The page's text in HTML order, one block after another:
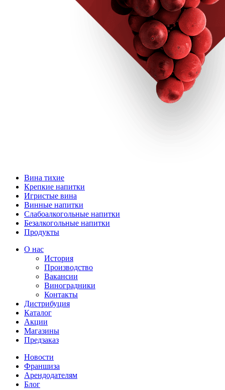
Вина тихие
Крепкие напитки
Игристые вина
Винные напитки
Слабоалкогольные напитки
Безалкогольные напитки
Продукты
О нас
История
Производство
Вакансии
Виноградники
Контакты
Дистрибуция
Каталог
Акции
Магазины
Предзаказ
Новости
Франшиза
Арендодателям
Блог